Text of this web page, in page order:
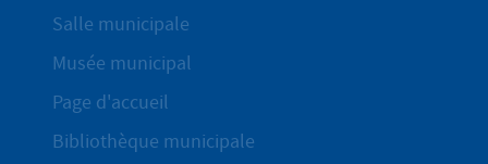
Salle municipale
Musée municipal
Page d'accueil
Bibliothèque municipale